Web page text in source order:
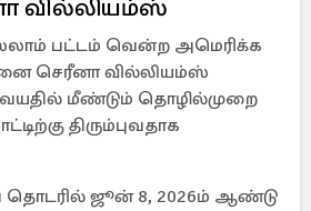
வில்லியம்ஸ்
பட்டம் வென்ற அமெரிக்க
செரீனா வில்லியம்ஸ்
மீண்டும் தொழில்முறை
திரும்புவதாக
தொடரில் ஜூன் 8, 2026ம் ஆண்டு